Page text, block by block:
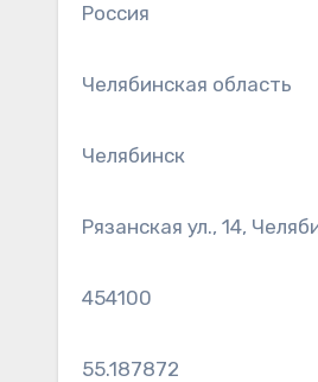
Россия
Челябинская область
Челябинск
Рязанская ул., 14,
454100
55.187872